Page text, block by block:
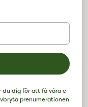
du dig för att få våra e-
prenumerationen
skyddar dem
läpparna.